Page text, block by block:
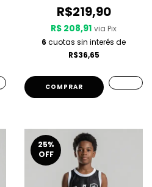
R$219,90
R$ 208,91 via Pix
6 cuotas sin interés de
R$36,65
COMPRAR
25%
OFF